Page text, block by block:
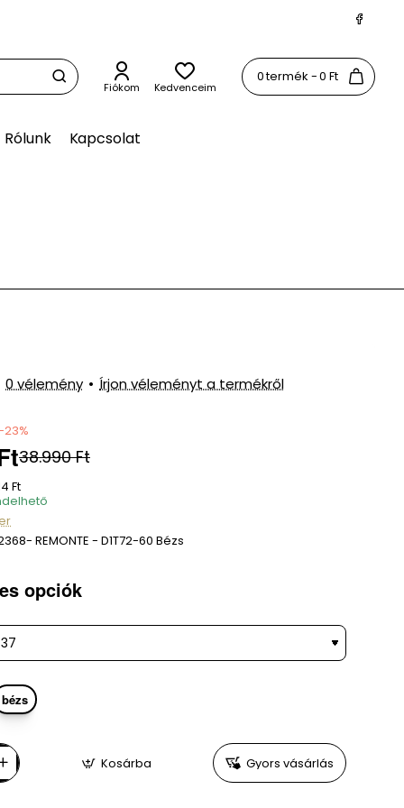
Fiókom Kedvenceim
0 termék - 0 Ft
Rólunk Kapcsolat
0 vélemény • Írjon véleményt a termékről
38.990 Ft
Ft
REMONTE - D1T72-60 Bézs
opciók
bézs
Kosárba Gyors vásárlás